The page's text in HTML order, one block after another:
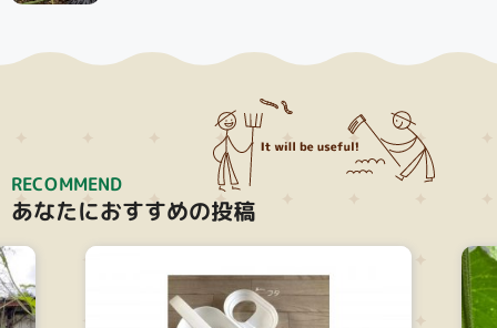
RECOMMEND
あなたにおすすめの投稿